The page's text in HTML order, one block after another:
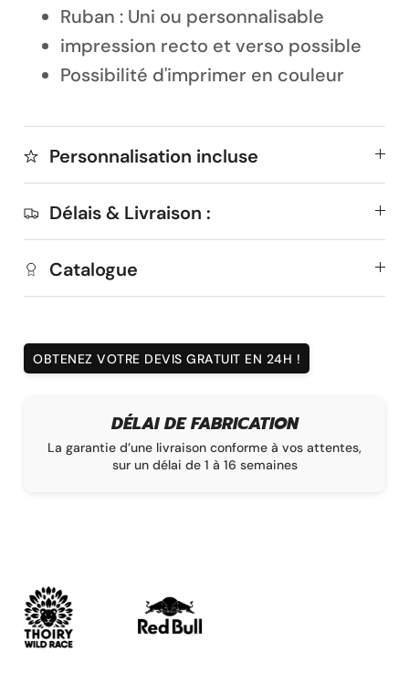
Ruban : Uni ou personnalisable
impression recto et verso possible
Possibilité d'imprimer en couleur
Personnalisation incluse
Délais & Livraison :
Catalogue
OBTENEZ VOTRE DEVIS GRATUIT EN 24H !
DÉLAI DE FABRICATION
La garantie d’une livraison conforme à vos attentes,
sur un délai de 1 à 16 semaines